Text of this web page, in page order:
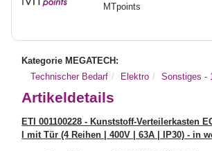
MTpoints
Kategorie MEGATECH:
Technischer Bedarf
Elektro Sonstiges -
Artikeldetails
ETI 001100228 - Kunststoff-Verteilerkasten
I mit Tür (4 Reihen | 400V | 63A | IP30) - in